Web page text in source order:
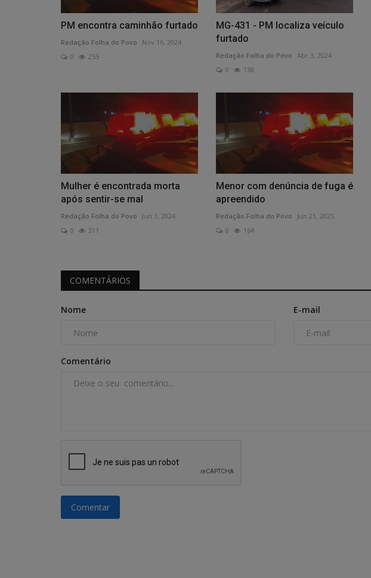
PM encontra caminhão furtado
Redação Folha do Povo
Nov 16, 2024
0
255
MG-431 - PM localiza veículo
furtado
Redação Folha do Povo
Abr 3, 2024
0
138
Mulher é encontrada morta
após sentir-se mal
Redação Folha do Povo
Jun 1, 2024
0
311
Menor com denúncia de fuga é
apreendido
Redação Folha do Povo
Jun 21, 2025
0
164
COMENTÁRIOS
Nome E-mail
Comentário
Comentar